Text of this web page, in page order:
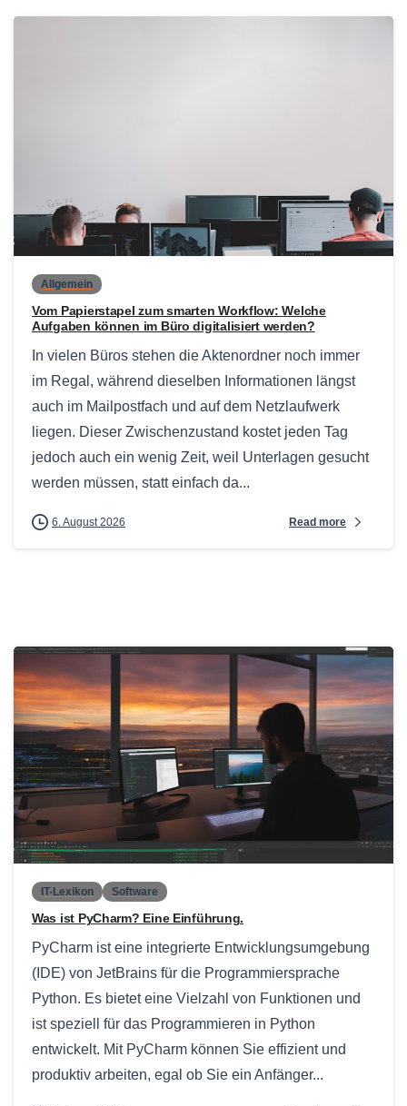
0
Allgemein
Vom Papierstapel zum smarten Workflow: Welche
Aufgaben können im Büro digitalisiert werden?
In vielen Büros stehen die Aktenordner noch immer
im Regal, während dieselben Informationen längst
auch im Mailpostfach und auf dem Netzlaufwerk
liegen. Dieser Zwischenzustand kostet jeden Tag
jedoch auch ein wenig Zeit, weil Unterlagen gesucht
werden müssen, statt einfach da...
6. August 2026 Read more
IT-Lexikon Software
Was ist PyCharm? Eine Einführung.
PyCharm ist eine integrierte Entwicklungsumgebung
(IDE) von JetBrains für die Programmiersprache
Python. Es bietet eine Vielzahl von Funktionen und
ist speziell für das Programmieren in Python
entwickelt. Mit PyCharm können Sie effizient und
produktiv arbeiten, egal ob Sie ein Anfänger...